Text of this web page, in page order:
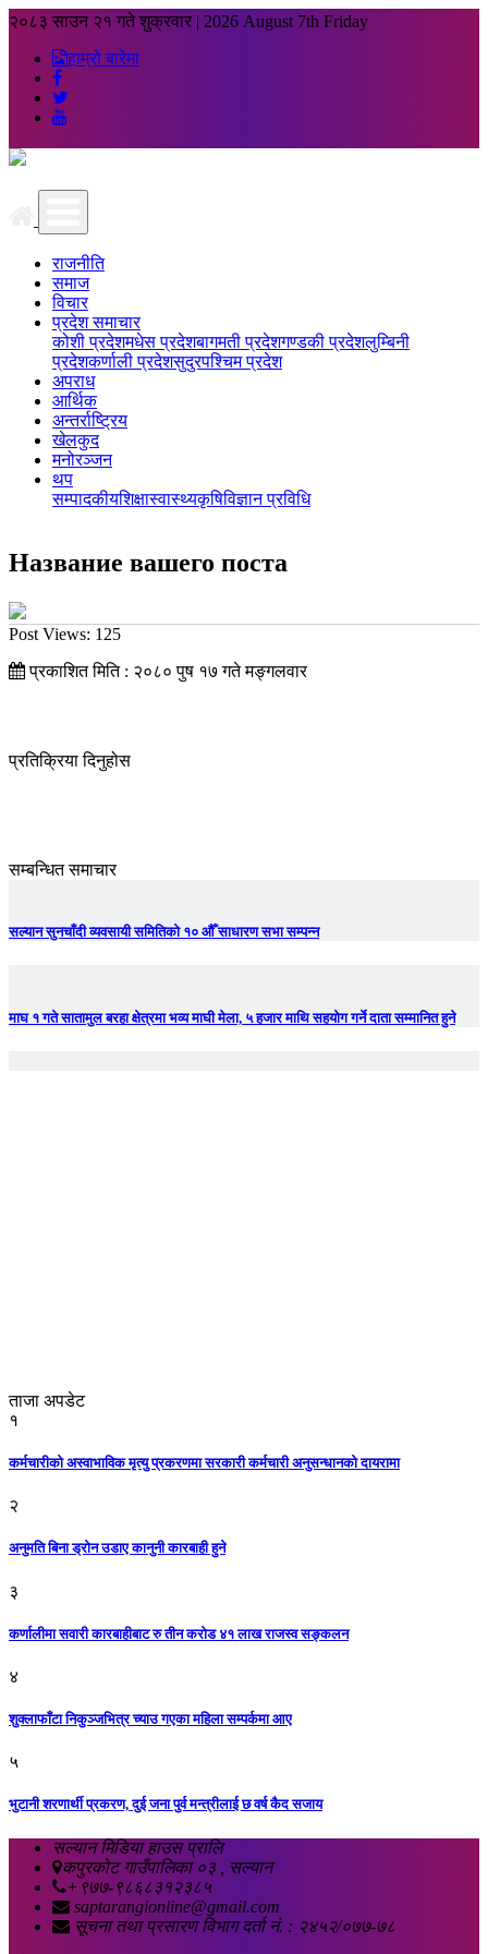
२०८३ साउन २१ गते शुक्रवार | 2026 August 7th Friday
हाम्रो बारेमा
राजनीति
समाज
विचार
प्रदेश समाचार
कोशी प्रदेशमधेस प्रदेशबागमती प्रदेशगण्डकी प्रदेशलुम्बिनी
प्रदेशकर्णाली प्रदेशसुदुरपश्चिम प्रदेश
अपराध
आर्थिक
अन्तर्राष्ट्रिय
खेलकुद
मनोरञ्जन
थप
सम्पादकीयशिक्षास्वास्थ्यकृषिविज्ञान प्रविधि
Название вашего поста
Post Views: 125
प्रकाशित मिति : २०८० पुष १७ गते मङ्गलवार
प्रतिक्रिया दिनुहोस
सम्बन्धित समाचार
सल्यान सुनचाँदी व्यवसायी समितिको १० औँ साधारण सभा सम्पन्न
माघ १ गते सातामुल बरहा क्षेत्रमा भव्य माघी मेला, ५ हजार माथि सहयोग गर्ने दाता सम्मानित हुने
ताजा अपडेट
१
कर्मचारीको अस्वाभाविक मृत्यु प्रकरणमा सरकारी कर्मचारी अनुसन्धानको दायरामा
२
अनुमति बिना ड्रोन उडाए कानुनी कारबाही हुने
३
कर्णालीमा सवारी कारबाहीबाट रु तीन करोड ४१ लाख राजस्व सङ्कलन
४
शुक्लाफाँटा निकुञ्जभित्र च्याउ गएका महिला सम्पर्कमा आए
५
भुटानी शरणार्थी प्रकरण, दुई जना पुर्व मन्त्रीलाई छ वर्ष कैद सजाय
सल्यान मिडिया हाउस प्रालि
कपुरकोट गाउँपालिका ०३ , सल्यान
+९७७-९८६८३१२३८५
saptarangionline@gmail.com
सूचना तथा प्रसारण विभाग दर्ता नं. : २४५२/०७७-७८